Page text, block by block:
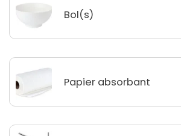
Bol(s)
Papier absorbant